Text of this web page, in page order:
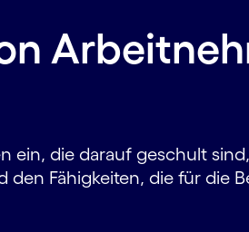
ein, die darauf geschult
Fähigkeiten, die für die